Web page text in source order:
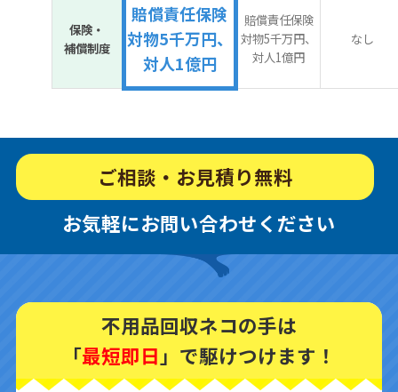
保険・
補償制度
賠償責任保険
対物5千万円、
対人1億円
賠償責任保険
対物5千万円、
対人1億円
なし
ご相談・お見積り無料
お気軽にお問い合わせください
不用品回収ネコの手は
「最短即日 」で駆けつけます！